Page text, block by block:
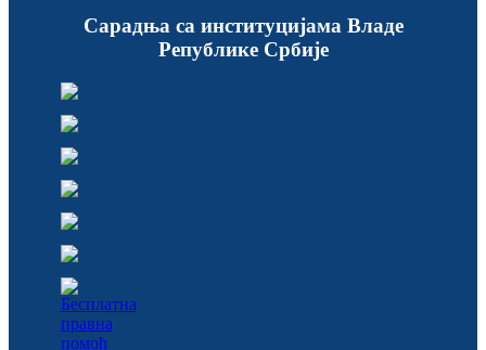
Сарадња са институцијама Владе
Републике Србије